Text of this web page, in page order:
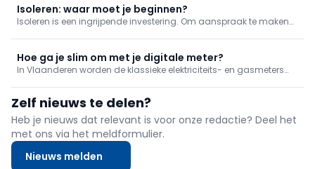
prioritaire renovaties en bijhorende premies/financiering, met een
persoonlijk rapport en stap-voor-stapadvies.
Isoleren: waar moet je beginnen?
Isoleren is een ingrijpende investering. Om aanspraak te maken
overlopen we in dit artikel.
Hoe ga je slim om met je digitale meter?
In Vlaanderen worden de klassieke elektriciteits- en gasmeters
tellers voor inzage en sturing van je verbruik?
Zelf nieuws te delen?
Heb je nieuws dat relevant is voor onze redactie? Deel het
met ons via het meldformulier.
Nieuws melden